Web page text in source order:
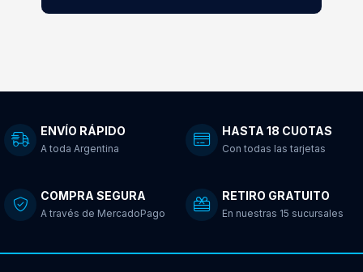
ENVÍO RÁPIDO
A toda Argentina
HASTA 18 CUOTAS
Con todas las tarjetas
COMPRA SEGURA
A través de MercadoPago
RETIRO GRATUITO
En nuestras 15 sucursales